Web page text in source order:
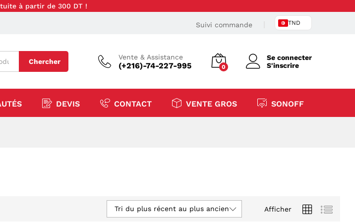
à partir de 300 DT !
Suivi commande TND
Chercher
Vente & Assistance
(+216)-74-227-995 0
Se connecter
S'inscrire
DEVIS CONTACT VENTE GROS SONOFF
Afficher
Tri du plus récent au plus ancien